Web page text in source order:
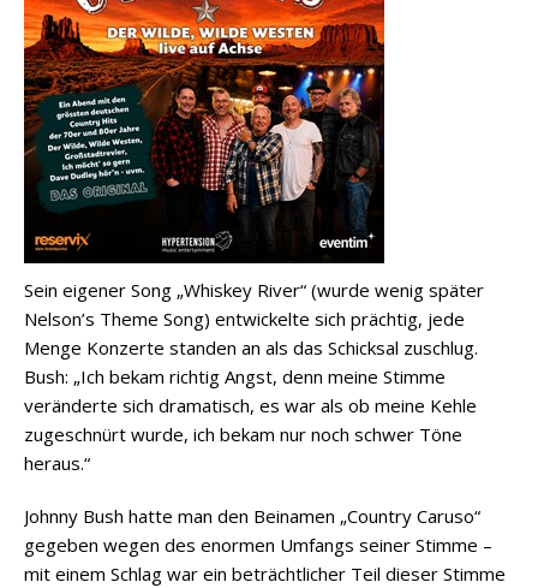
Sein eigener Song „Whiskey River“ (wurde wenig später
Nelson’s Theme Song) entwickelte sich prächtig, jede
Menge Konzerte standen an als das Schicksal zuschlug.
Bush: „Ich bekam richtig Angst, denn meine Stimme
veränderte sich dramatisch, es war als ob meine Kehle
zugeschnürt wurde, ich bekam nur noch schwer Töne
heraus.“
Johnny Bush hatte man den Beinamen „Country Caruso“
gegeben wegen des enormen Umfangs seiner Stimme –
mit einem Schlag war ein beträchtlicher Teil dieser Stimme